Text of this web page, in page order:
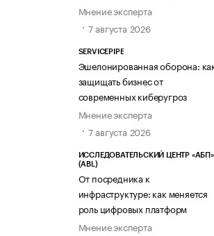
Мнение эксперта
7 августа 2026
SERVICEPIPE
Эшелонированная оборона:
защищать бизнес от
современных киберугроз
Мнение эксперта
7 августа 2026
ИССЛЕДОВАТЕЛЬСКИЙ ЦЕНТР «АБП»
(ABL)
От посредника к
инфраструктуре: как меняется
роль цифровых платформ
Мнение эксперта